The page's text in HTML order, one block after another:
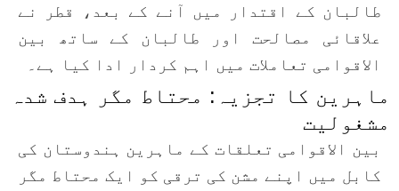
طالبان کے اقتدار میں آنے کے بعد، قطر نے
علاقائی مصالحت اور طالبان کے ساتھ بین
الاقوامی تعاملات میں اہم کردار ادا کیا ہے۔
ماہرین کا تجزیہ: محتاط مگر ہدف شدہ
مشغولیت
بین الاقوامی تعلقات کے ماہرین ہندوستان کی
کابل میں اپنے مشن کی ترقی کو ایک محتاط مگر